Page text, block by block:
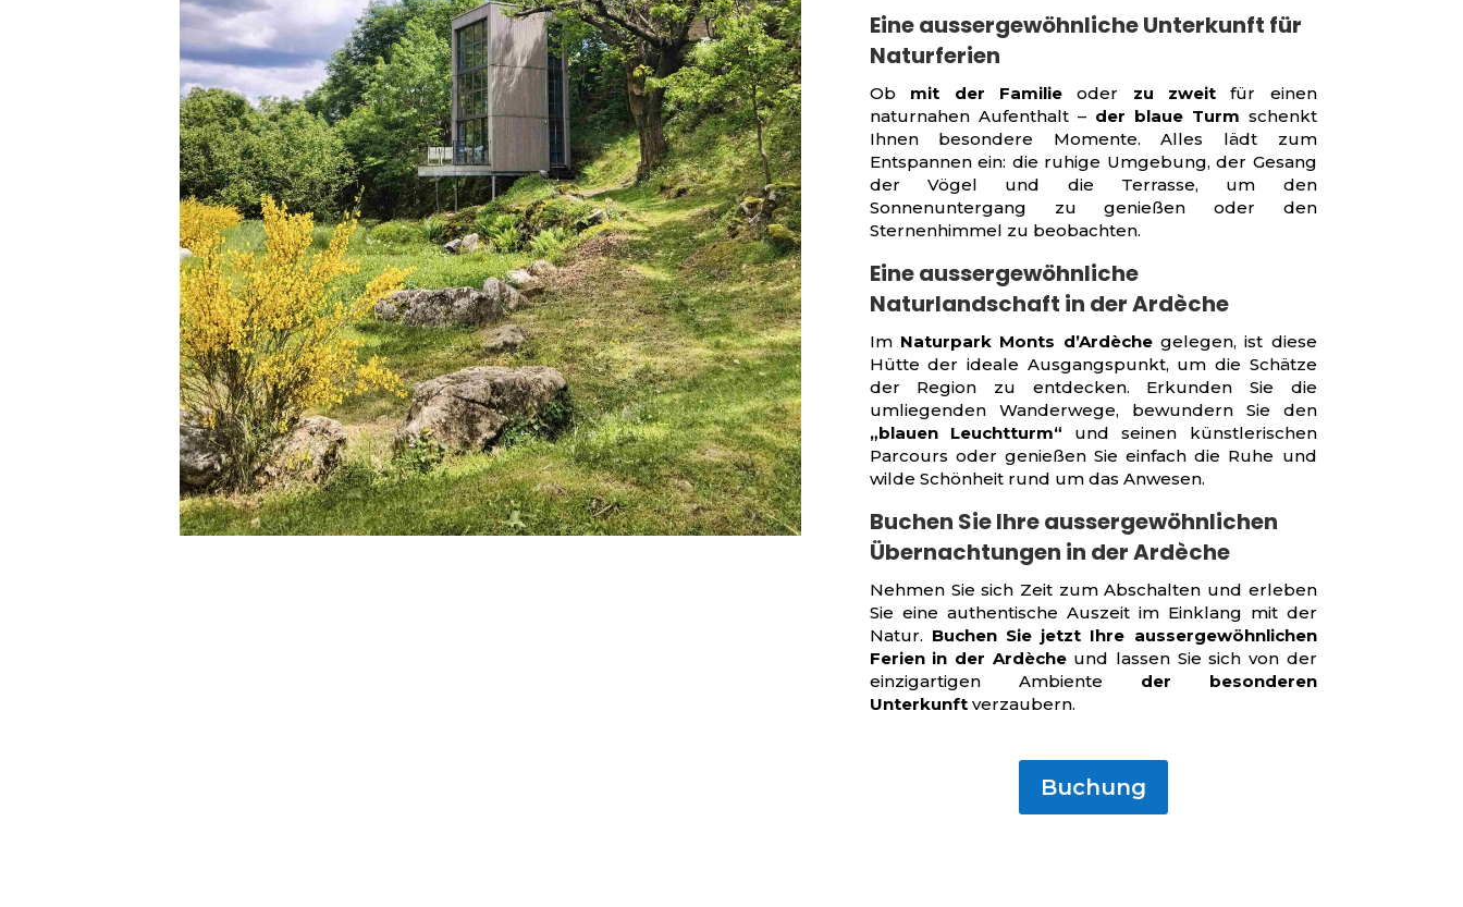
Eine aussergewöhnliche Unterkunft für
Naturferien
Ob mit der Familieoder zu zweitfür einen
naturnahen Aufenthalt – der blaue Turm schenkt
Ihnen besondere Momente. Alles lädt zum
Entspannen ein: die ruhige Umgebung, der Gesang
der Vögel und die Terrasse, um den
Sonnenuntergang zu genießen oder den
Sternenhimmel zu beobachten.
Eine aussergewöhnliche
Naturlandschaft in der Ardèche
Im Naturpark Monts d’Ardèchegelegen, ist diese
Hütte der ideale Ausgangspunkt, um die Schätze
der Region zu entdecken. Erkunden Sie die
umliegenden Wanderwege, bewundern Sie den
„blauen Leuchtturm“ und seinen künstlerischen
Parcours oder genießen Sie einfach die Ruhe und
wilde Schönheit rund um das Anwesen.
Buchen Sie Ihre aussergewöhnlichen
Übernachtungen in der Ardèche
Nehmen Sie sich Zeit zum Abschalten und erleben
Sie eine authentische Auszeit im Einklang mit der
Natur. Buchen Sie jetzt Ihre aussergewöhnlichen
Ferien in der Ardècheund lassen Sie sich von der
einzigartigen Ambiente der besonderen
Unterkunftverzaubern.
Buchung